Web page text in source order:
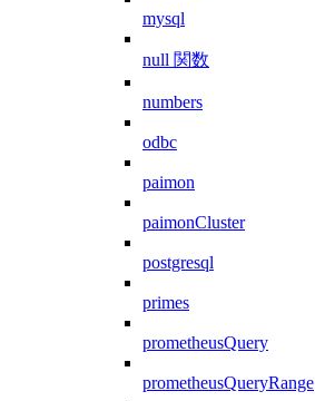
mysql
null 関数
numbers
odbc
paimon
paimonCluster
postgresql
primes
prometheusQuery
prometheusQueryRange